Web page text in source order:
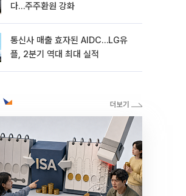
다…주주환원 강화
통신사 매출 효자된 AIDC…LG유
플, 2분기 역대 최대 실적